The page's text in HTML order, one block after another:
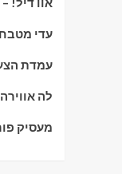
עדי
עמדת
לה
מעסיק